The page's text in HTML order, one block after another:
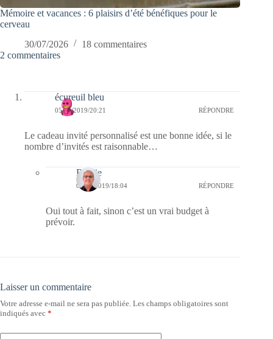
Mémoire et vacances : 6 plaisirs d’été bénéfiques pour le
cerveau
30/07/2026
18 commentaires
2 commentaires
écureuil bleu
05/05/2019/20:21 RÉPONDRE
Le cadeau invité personnalisé est une bonne idée, si le
nombre d’invités est raisonnable…
Bernie
06/05/2019/18:04 RÉPONDRE
Oui tout à fait, sinon c’est un vrai budget à
prévoir.
Laisser un commentaire
Votre adresse e-mail ne sera pas publiée. Les champs obligatoires sont
indiqués avec *